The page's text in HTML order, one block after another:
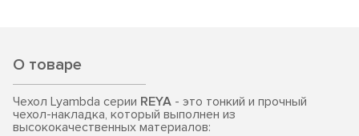
О товаре
Чехол Lyambda серии REYA - это тонкий и прочный
чехол-накладка, который выполнен из
высококачественных материалов: